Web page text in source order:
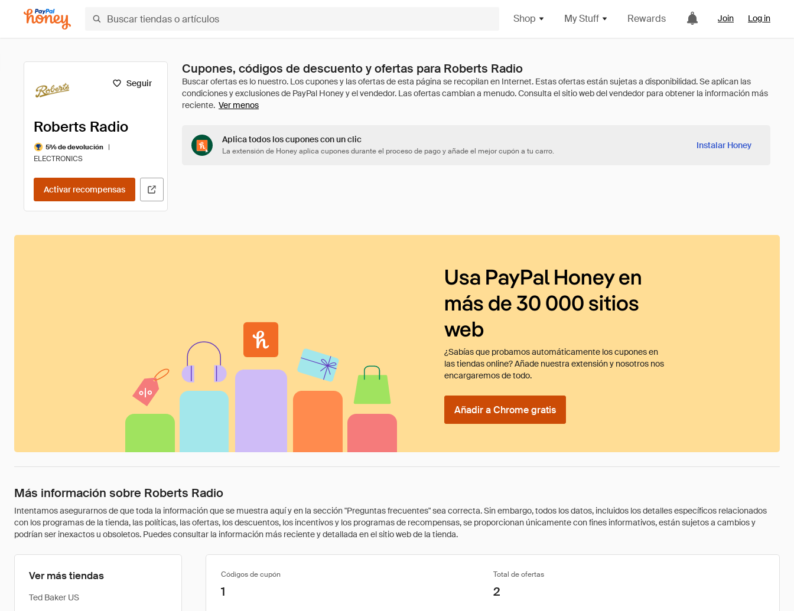
Shop My Stuff Rewards Join Log in
Seguir
Roberts Radio
5% de devolución
|
ELECTRONICS
Activar recompensas
Cupones, códigos de descuento y ofertas para Roberts Radio
Ver menos
Aplica todos los cupones con un clic
La extensión de Honey aplica cupones durante el proceso de pago y añade el mejor cupón a tu carro.
Instalar Honey
Usa PayPal Honey en
más de 30 000 sitios
web
¿Sabías que probamos automáticamente los cupones en
las tiendas online? Añade nuestra extensión y nosotros nos
encargaremos de todo.
Añadir a Chrome gratis
Más información sobre Roberts Radio
Intentamos asegurarnos de que toda la información que se muestra aquí y en la sección "Preguntas frecuentes" sea correcta. Sin embargo, todos los datos, incluidos los detalles específicos relacionados
con los programas de la tienda, las políticas, las ofertas, los descuentos, los incentivos y los programas de recompensas, se proporcionan únicamente con fines informativos, están sujetos a cambios y
podrían ser inexactos u obsoletos. Puedes consultar la información más reciente y detallada en el sitio web de la tienda.
Ver más tiendas
Ted Baker US
Códigos de cupón Total de ofertas
1 2